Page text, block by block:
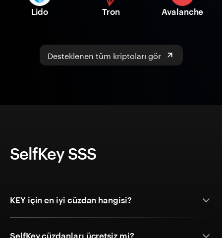
Lido Tron Avalanche
Desteklenen tüm kriptoları gör
SelfKey SSS
KEY için en iyi cüzdan hangisi?
SelfKey cüzdanları ücretsiz mi?